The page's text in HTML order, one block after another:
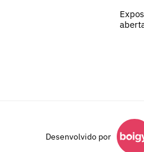
Desenvolvido por